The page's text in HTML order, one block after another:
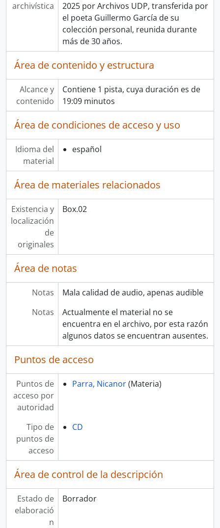
archivística
2025 por Archivos UDP, transferida por
el poeta Guillermo García de su
colección personal, reunida durante
más de 30 años.
Área de contenido y estructura
Alcance y
contenido
Contiene 1 pista, cuya duración es de
19:09 minutos
Área de condiciones de acceso y uso
Idioma del
material
español
Área de materiales relacionados
Existencia y
localización
de
originales
Box.02
Área de notas
Notas
Mala calidad de audio, apenas audible
Notas
Actualmente el material no se
encuentra en el archivo, por esta razón
algunos datos se encuentran ausentes.
Puntos de acceso
Puntos de
acceso por
autoridad
Parra, Nicanor(Materia)
Tipo de
puntos de
acceso
CD
Área de control de la descripción
Estado de
elaboració
n
Borrador